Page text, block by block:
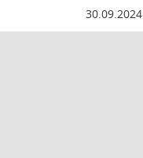
30.09.2024